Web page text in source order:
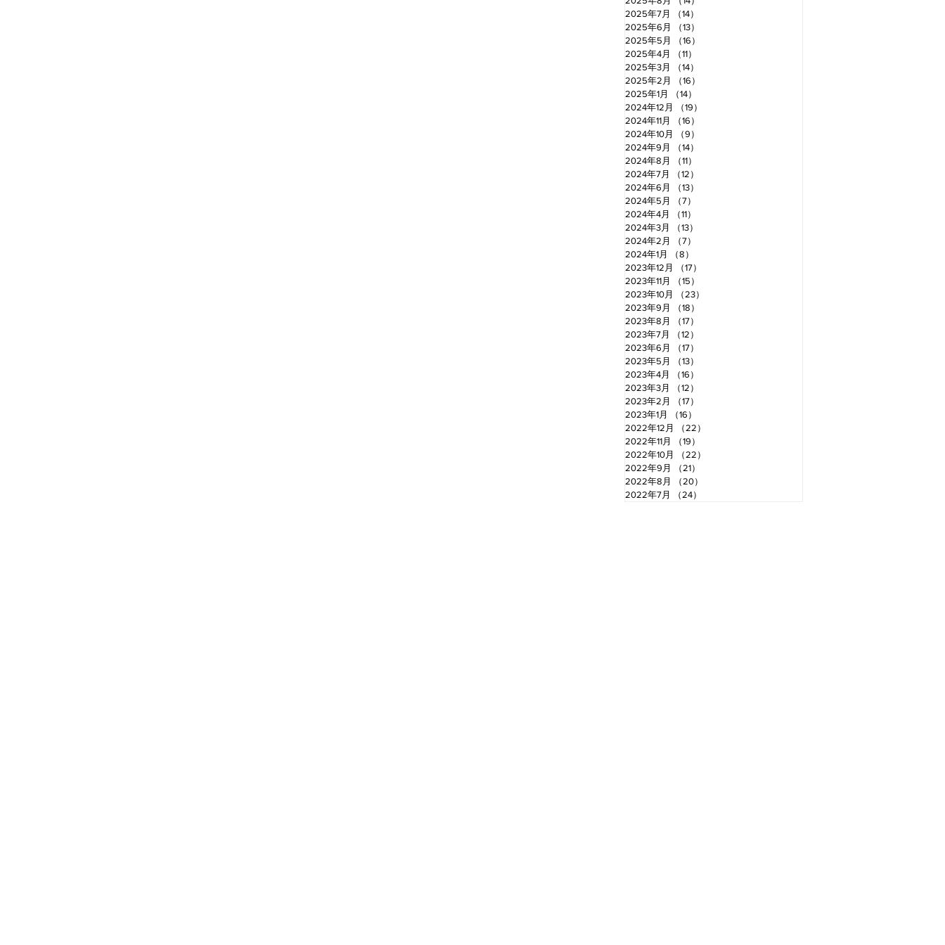
2025年7月
（14）
2025年6月
（13）
2025年5月
（16）
2025年4月
（11）
2025年3月
（14）
2025年2月
（16）
2025年1月
（14）
2024年12月
（19）
2024年11月
（16）
2024年10月
（9）
2024年9月
（14）
2024年8月
（11）
2024年7月
（12）
2024年6月
（13）
2024年5月
（7）
2024年4月
（11）
2024年3月
（13）
2024年2月
（7）
2024年1月
（8）
2023年12月
（17）
2023年11月
（15）
2023年10月
（23）
2023年9月
（18）
2023年8月
（17）
2023年7月
（12）
2023年6月
（17）
2023年5月
（13）
2023年4月
（16）
2023年3月
（12）
2023年2月
（17）
2023年1月
（16）
2022年12月
（22）
2022年11月
（19）
2022年10月
（22）
2022年9月
（21）
2022年8月
（20）
2022年7月
（24）